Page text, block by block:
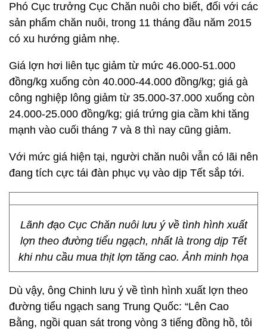
Phó Cục trưởng Cục Chăn nuôi cho biết, đối với các
sản phẩm chăn nuôi, trong 11 tháng đầu năm 2015
có xu hướng giảm nhẹ.
Giá lợn hơi liên tục giảm từ mức 46.000-51.000
đồng/kg xuống còn 40.000-44.000 đồng/kg; giá gà
công nghiệp lông giảm từ 35.000-37.000 xuống còn
24.000-25.000 đồng/kg; giá trứng gia cầm khi tăng
mạnh vào cuối tháng 7 và 8 thì nay cũng giảm.
Với mức giá hiện tại, người chăn nuôi vẫn có lãi nên
đang tích cực tái đàn phục vụ vào dịp Tết sắp tới.
Lãnh đạo Cục Chăn nuôi lưu ý về tình hình xuất
lợn theo đường tiểu ngạch, nhất là trong dịp Tết
khi nhu cầu mua thịt lợn tăng cao. Ảnh minh họa
Dù vậy, ông Chinh lưu ý về tình hình xuất lợn theo
đường tiểu ngạch sang Trung Quốc: “Lên Cao
Bằng, ngồi quan sát trong vòng 3 tiếng đồng hồ, tôi